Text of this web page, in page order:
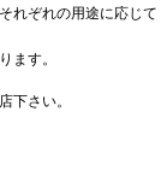
れぞれの用途に応じて
ます。
下さい。